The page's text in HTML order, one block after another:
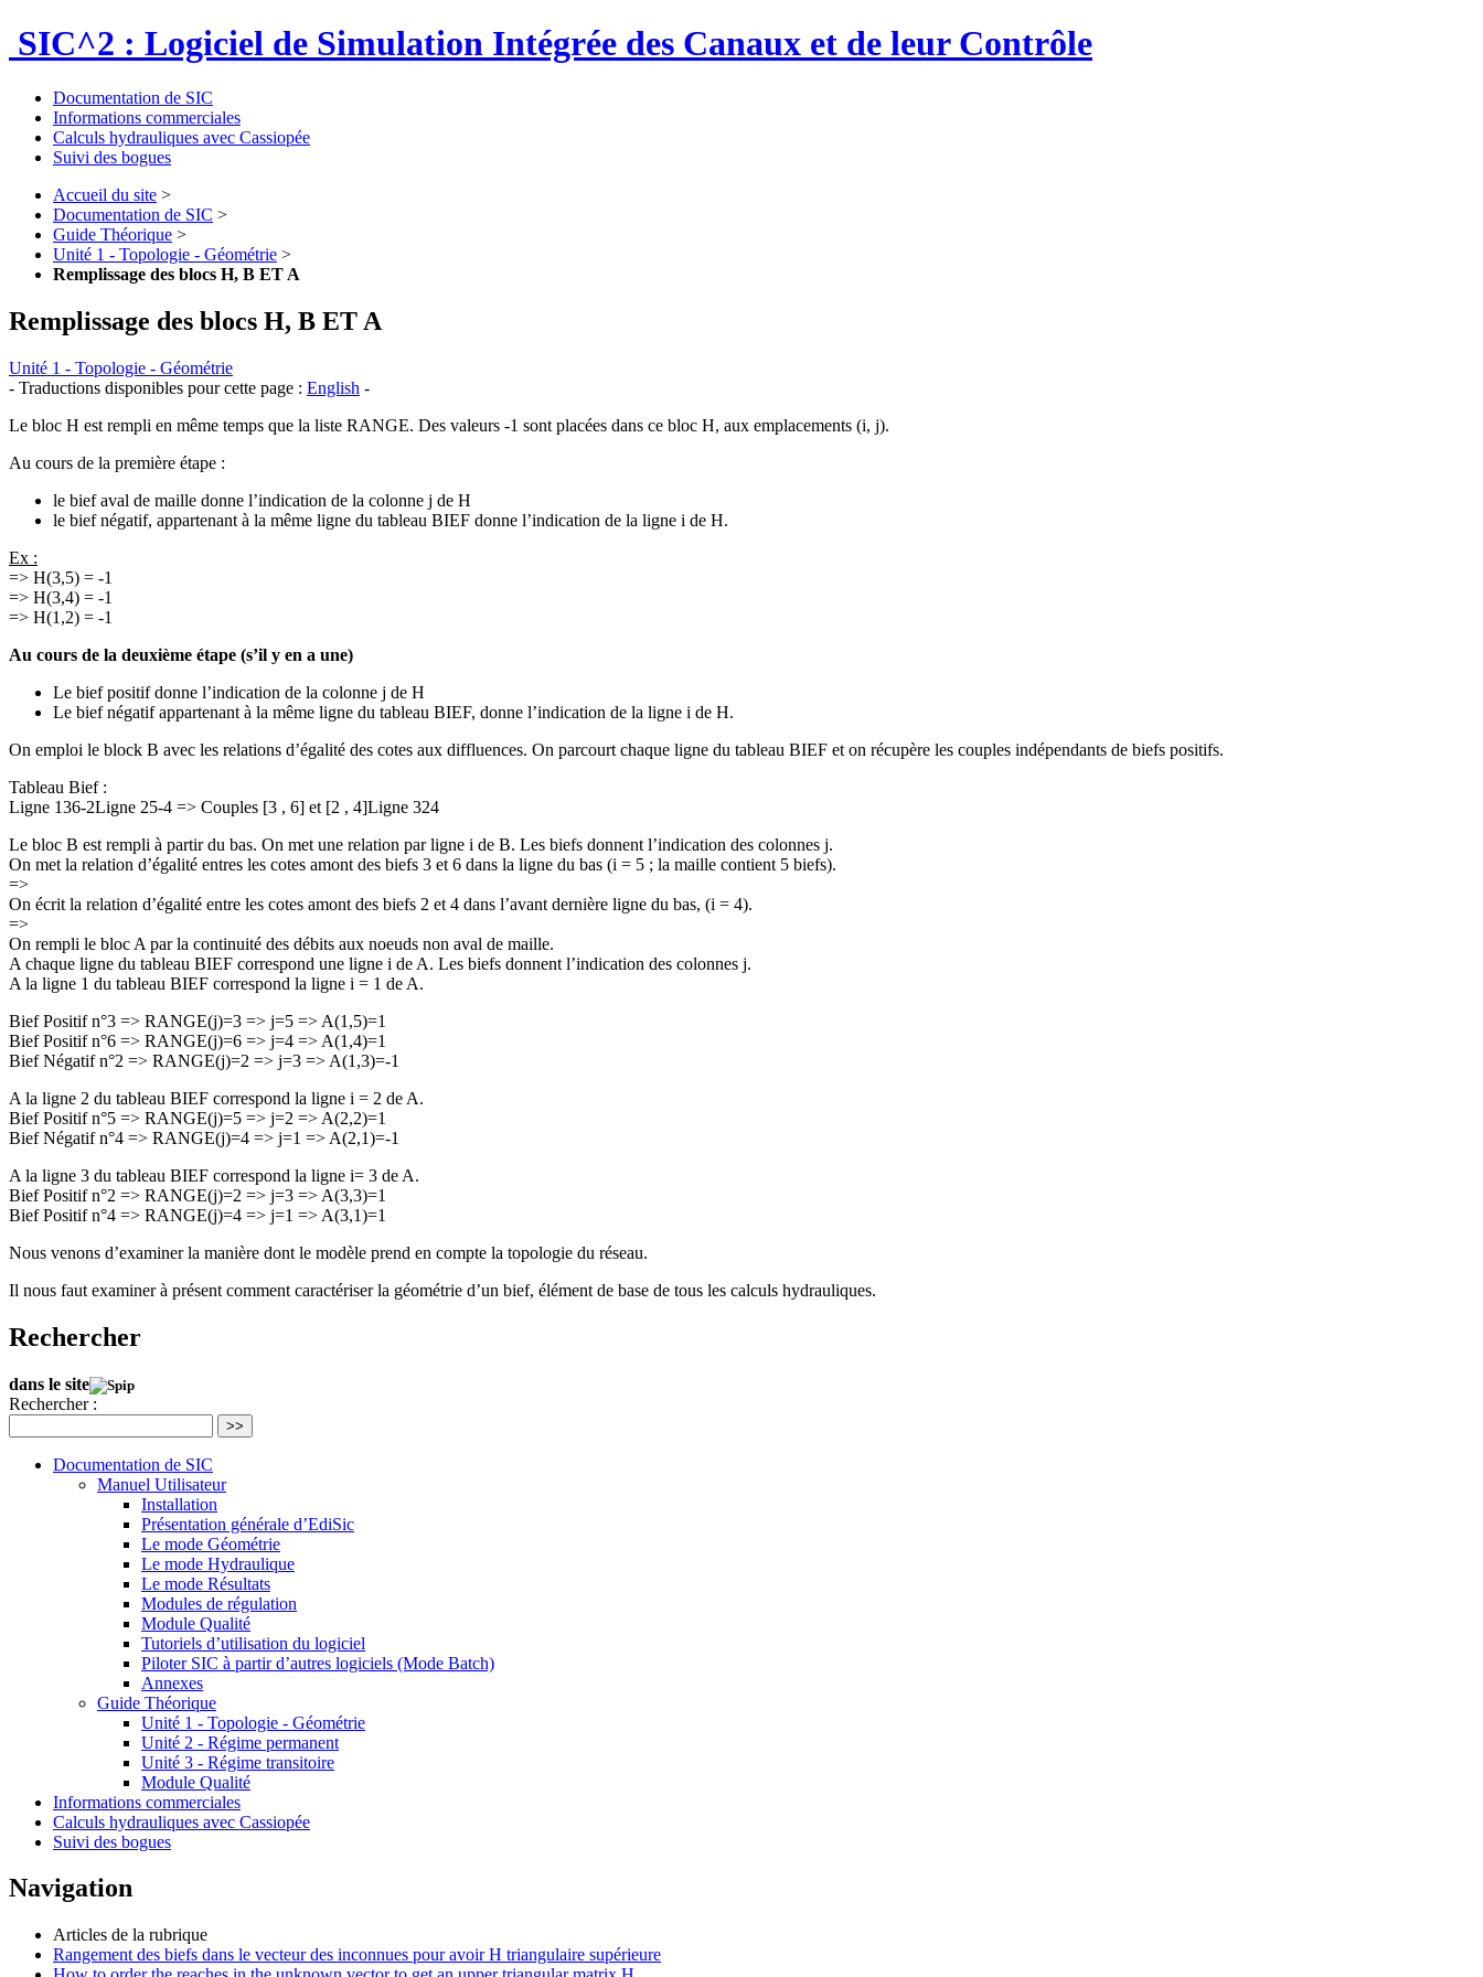
SIC^2 : Logiciel de Simulation Intégrée des Canaux et de leur Contrôle
Documentation de SIC
Informations commerciales
Calculs hydrauliques avec Cassiopée
Suivi des bogues
Accueil du site >
Documentation de SIC >
Guide Théorique >
Unité 1 - Topologie - Géométrie >
Remplissage des blocs H, B ET A
Remplissage des blocs H, B ET A
Unité 1 - Topologie - Géométrie
- Traductions disponibles pour cette page : English -
Le bloc H est rempli en même temps que la liste RANGE. Des valeurs -1 sont placées dans ce bloc H, aux emplacements (i, j).
Au cours de la première étape :
le bief aval de maille donne l’indication de la colonne j de H
le bief négatif, appartenant à la même ligne du tableau BIEF donne l’indication de la ligne i de H.
Ex :
=> H(3,5) = -1
=> H(3,4) = -1
=> H(1,2) = -1
Au cours de la deuxième étape (s’il y en a une)
Le bief positif donne l’indication de la colonne j de H
Le bief négatif appartenant à la même ligne du tableau BIEF, donne l’indication de la ligne i de H.
On emploi le block B avec les relations d’égalité des cotes aux diffluences. On parcourt chaque ligne du tableau BIEF et on récupère les couples indépendants de biefs positifs.
Tableau Bief :
Ligne 136-2Ligne 25-4 => Couples [3 , 6] et [2 , 4]Ligne 324
Le bloc B est rempli à partir du bas. On met une relation par ligne i de B. Les biefs donnent l’indication des colonnes j.
On met la relation d’égalité entres les cotes amont des biefs 3 et 6 dans la ligne du bas (i = 5 ; la maille contient 5 biefs).
=>
On écrit la relation d’égalité entre les cotes amont des biefs 2 et 4 dans l’avant dernière ligne du bas, (i = 4).
=>
On rempli le bloc A par la continuité des débits aux noeuds non aval de maille.
A chaque ligne du tableau BIEF correspond une ligne i de A. Les biefs donnent l’indication des colonnes j.
A la ligne 1 du tableau BIEF correspond la ligne i = 1 de A.
Bief Positif n°3 => RANGE(j)=3 => j=5 => A(1,5)=1
Bief Positif n°6 => RANGE(j)=6 => j=4 => A(1,4)=1
Bief Négatif n°2 => RANGE(j)=2 => j=3 => A(1,3)=-1
A la ligne 2 du tableau BIEF correspond la ligne i = 2 de A.
Bief Positif n°5 => RANGE(j)=5 => j=2 => A(2,2)=1
Bief Négatif n°4 => RANGE(j)=4 => j=1 => A(2,1)=-1
A la ligne 3 du tableau BIEF correspond la ligne i= 3 de A.
Bief Positif n°2 => RANGE(j)=2 => j=3 => A(3,3)=1
Bief Positif n°4 => RANGE(j)=4 => j=1 => A(3,1)=1
Nous venons d’examiner la manière dont le modèle prend en compte la topologie du réseau.
Il nous faut examiner à présent comment caractériser la géométrie d’un bief, élément de base de tous les calculs hydrauliques.
Rechercher
dans le site
Rechercher :
>>
Documentation de SIC
Manuel Utilisateur
Installation
Présentation générale d’EdiSic
Le mode Géométrie
Le mode Hydraulique
Le mode Résultats
Modules de régulation
Module Qualité
Tutoriels d’utilisation du logiciel
Piloter SIC à partir d’autres logiciels (Mode Batch)
Annexes
Guide Théorique
Unité 1 - Topologie - Géométrie
Unité 2 - Régime permanent
Unité 3 - Régime transitoire
Module Qualité
Informations commerciales
Calculs hydrauliques avec Cassiopée
Suivi des bogues
Navigation
Articles de la rubrique
Rangement des biefs dans le vecteur des inconnues pour avoir H triangulaire supérieure